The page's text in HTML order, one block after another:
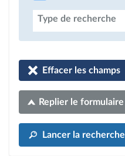
Type de recherche
Effacer les champs
Replier le formulaire
Lancer la recherche